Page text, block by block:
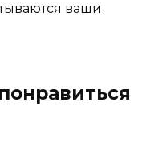
ваши